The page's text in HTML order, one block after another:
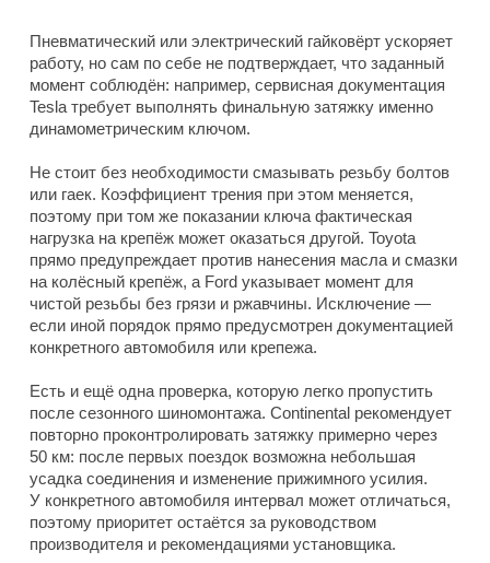
Пневматический или электрический гайковёрт ускоряет
работу, но сам по себе не подтверждает, что заданный
момент соблюдён: например, сервисная документация
Tesla требует выполнять финальную затяжку именно
динамометрическим ключом.
Не стоит без необходимости смазывать резьбу болтов
или гаек. Коэффициент трения при этом меняется,
поэтому при том же показании ключа фактическая
нагрузка на крепёж может оказаться другой. Toyota
прямо предупреждает против нанесения масла и смазки
на колёсный крепёж, а Ford указывает момент для
чистой резьбы без грязи и ржавчины. Исключение —
если иной порядок прямо предусмотрен документацией
конкретного автомобиля или крепежа.
Есть и ещё одна проверка, которую легко пропустить
после сезонного шиномонтажа. Continental рекомендует
повторно проконтролировать затяжку примерно через
50 км: после первых поездок возможна небольшая
усадка соединения и изменение прижимного усилия.
У конкретного автомобиля интервал может отличаться,
поэтому приоритет остаётся за руководством
производителя и рекомендациями установщика.